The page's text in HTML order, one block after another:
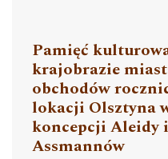
Pamięć
krajobrazie
obchodów
lokacji Olsztyna
koncepcji Aleidy
Assmannów